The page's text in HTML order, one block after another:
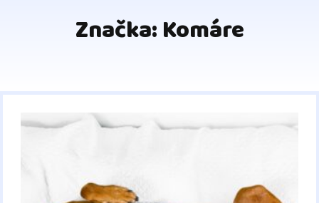
Značka: Komáre